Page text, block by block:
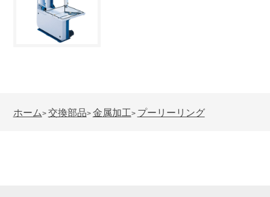
ホーム> 交換部品> 金属加工> プーリーリング